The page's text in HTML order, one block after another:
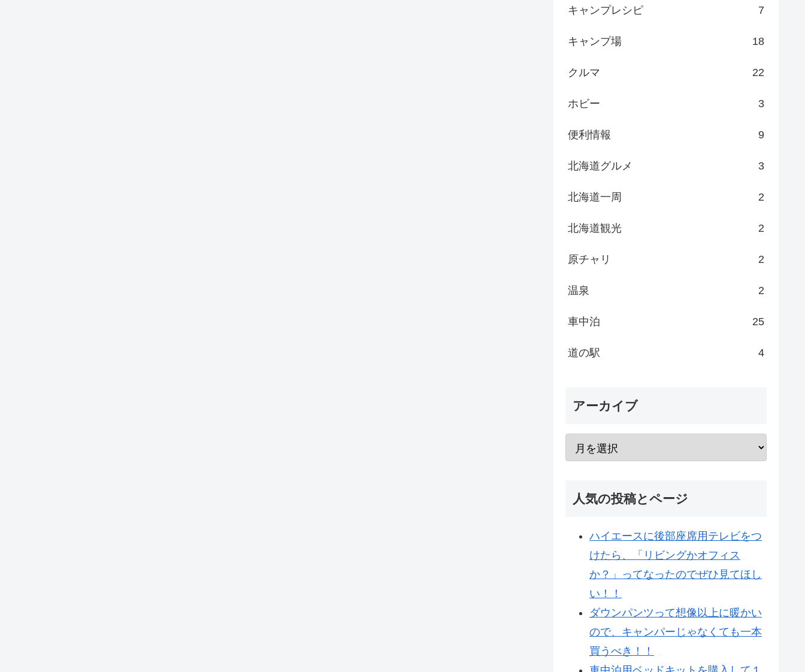
キャンプレシピ 7
キャンプ場 18
クルマ 22
ホビー 3
便利情報 9
北海道グルメ 3
北海道一周 2
北海道観光 2
原チャリ 2
温泉 2
車中泊 25
道の駅 4
アーカイブ
人気の投稿とページ
ハイエースに後部座席用テレビをつ
けたら、「リビングかオフィス
か？」ってなったのでぜひ見てほし
い！！
ダウンパンツって想像以上に暖かい
ので、キャンパーじゃなくても一本
買うべき！！